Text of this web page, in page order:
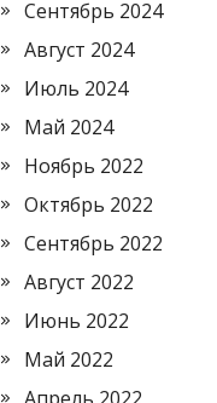
Сентябрь 2024
Август 2024
Июль 2024
Май 2024
Ноябрь 2022
Октябрь 2022
Сентябрь 2022
Август 2022
Июнь 2022
Май 2022